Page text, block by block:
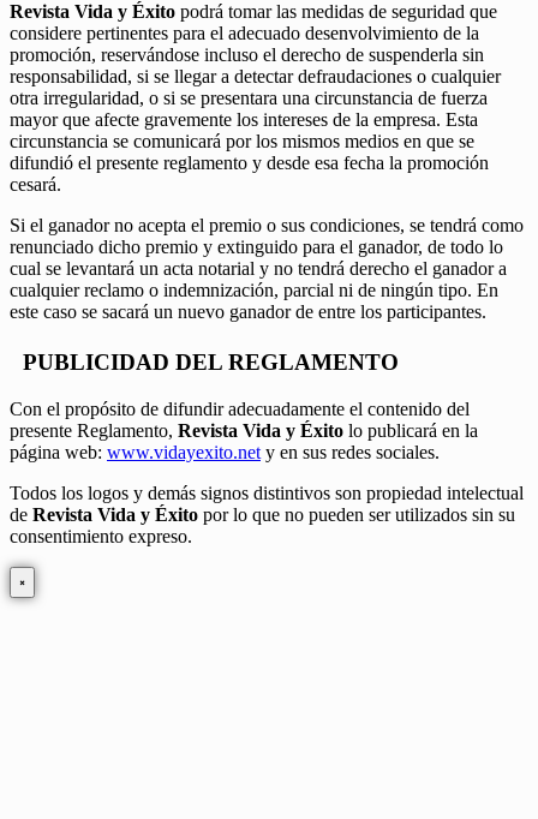
Revista Vida y Éxito podrá tomar las medidas de seguridad que
considere pertinentes para el adecuado desenvolvimiento de la
promoción, reservándose incluso el derecho de suspenderla sin
responsabilidad, si se llegar a detectar defraudaciones o cualquier
otra irregularidad, o si se presentara una circunstancia de fuerza
mayor que afecte gravemente los intereses de la empresa. Esta
circunstancia se comunicará por los mismos medios en que se
difundió el presente reglamento y desde esa fecha la promoción
cesará.
Si el ganador no acepta el premio o sus condiciones, se tendrá como
renunciado dicho premio y extinguido para el ganador, de todo lo
cual se levantará un acta notarial y no tendrá derecho el ganador a
cualquier reclamo o indemnización, parcial ni de ningún tipo. En
este caso se sacará un nuevo ganador de entre los participantes.
PUBLICIDAD DEL REGLAMENTO
Con el propósito de difundir adecuadamente el contenido del
presente Reglamento, Revista Vida y Éxito lo publicará en la
página web: www.vidayexito.net y en sus redes sociales.
Todos los logos y demás signos distintivos son propiedad intelectual
de Revista Vida y Éxito por lo que no pueden ser utilizados sin su
consentimiento expreso.
×